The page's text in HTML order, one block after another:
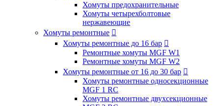
Хомуты предохранительные
Хомуты четырехболтовые
нержавеющие
Хомуты ремонтные 
Хомуты ремонтные до 16 бар 
Ремонтные хомуты MGF W1
Ремонтные хомуты MGF W2
Хомуты ремонтные от 16 до 30 бар 
Хомуты ремонтные односекционные
MGF 1 RC
Хомуты ремонтные двухсекционные